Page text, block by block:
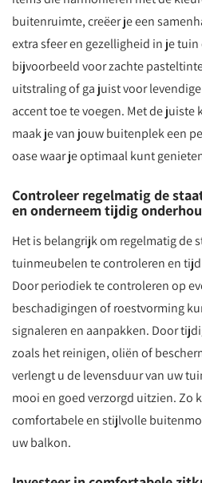
buitenruimte, creëer je een
extra sfeer en gezelligheid in je
bijvoorbeeld voor zachte
uitstraling of ga juist voor
accent toe te voegen. Met de juiste
maak je van jouw buitenplek een
oase waar je optimaal kunt
Controleer regelmatig de
en onderneem tijdig
Het is belangrijk om regelmatig de
tuinmeubelen te controleren en
Door periodiek te controleren op
beschadigingen of roestvorming
signaleren en aanpakken. Door
zoals het reinigen, oliën of
verlengt u de levensduur van uw
mooi en goed verzorgd uitzien. Zo
comfortabele en stijlvolle
uw balkon.